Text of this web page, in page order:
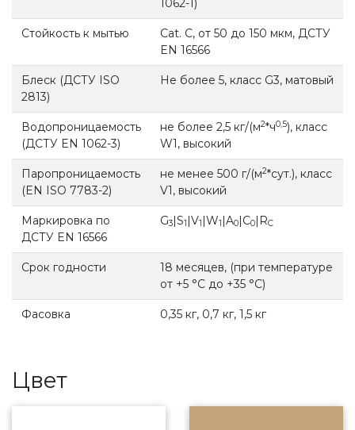
1062-1)
Стойкость к мытью
Cat. С, от 50 до 150 мкм, ДСТУ
EN 16566
Блеск (ДСТУ ISO
2813)
Не более 5, класс G3, матовый
Водопроницаемость
(ДСТУ EN 1062-3)
не более 2,5 кг/(м2*ч0,5), класс
W1, высокий
Паропроницаемость
(EN ISO 7783-2)
не менее 500 г/(м2*сут.), класс
V1, высокий
Маркировка по
ДСТУ EN 16566
G3|S1 |V1 |W1 |A0|C0|RC
Срок годности
18 месяцев, (при температуре
от +5 °С до +35 °С)
Фасовка 0,35 кг, 0,7 кг, 1,5 кг
Цвет